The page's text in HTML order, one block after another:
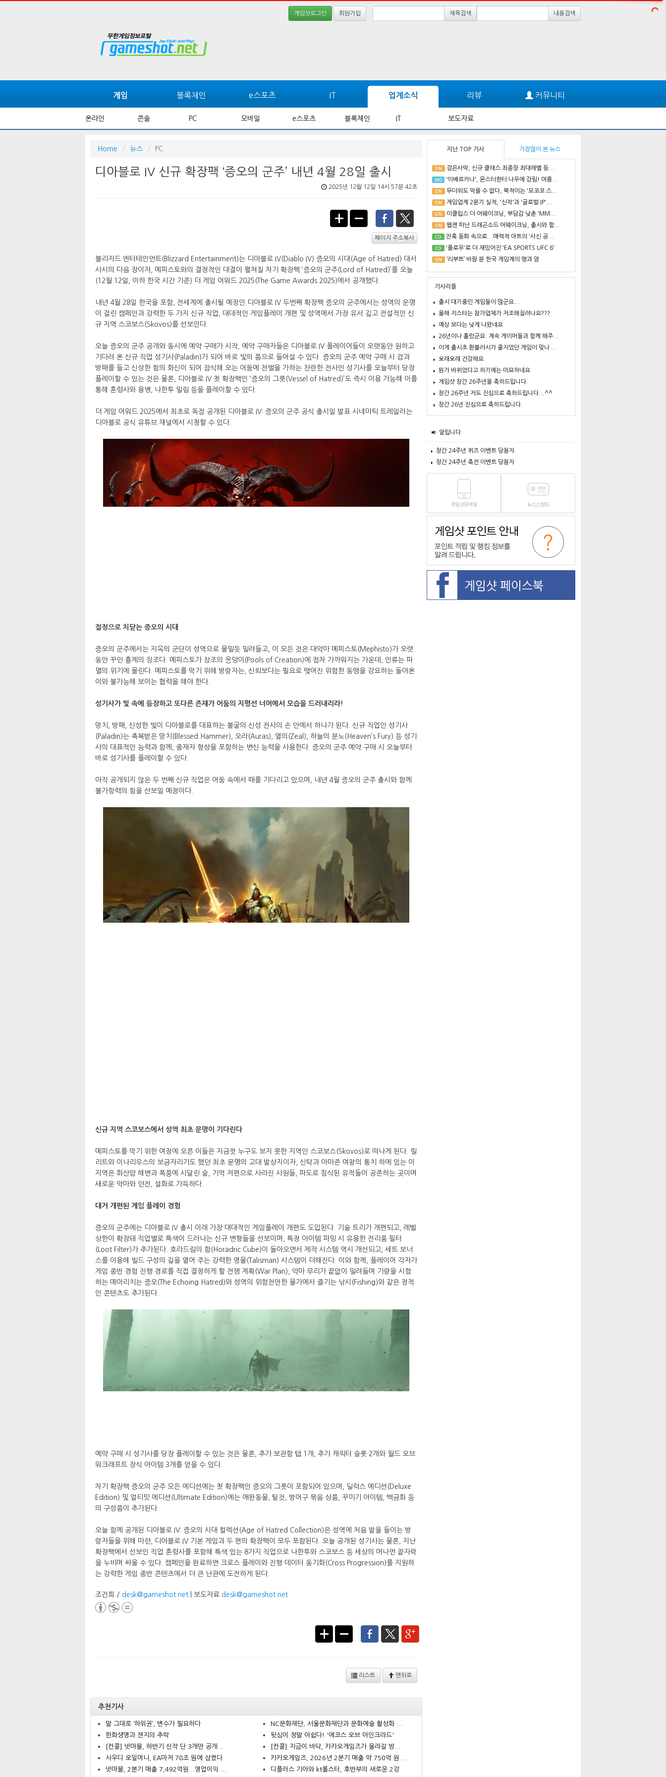
게임샷로그인 회원가입 제목검색 내용검색
게임 블록체인 e스포츠 IT 업계소식 리뷰 커뮤니티
온라인 콘솔 PC 모바일 e스포츠 블록체인 IT 보도자료
Home 뉴스 PC
디아블로 IV 신규 확장팩 ‘증오의 군주’ 내년 4월 28일 출시
2025년 12월 12일 14시 57분 42초
페이지 주소복사
블리자드 엔터테인먼트(Blizzard Entertainment)는 디아블로 IV(Diablo IV) 증오의 시대(Age of Hatred) 대서
사시의 다음 장이자, 메피스토와의 결정적인 대결이 펼쳐질 차기 확장팩 ‘증오의 군주(Lord of Hatred)’를 오늘
(12월 12일, 이하 한국 시간 기준) 더 게임 어워드 2025(The Game Awards 2025)에서 공개했다.
내년 4월 28일 한국을 포함, 전세계에 출시될 예정인 디아블로 IV 두번째 확장팩 증오의 군주에서는 성역의 운명
이 걸린 캠페인과 강력한 두 가지 신규 직업, 대대적인 게임플레이 개편 및 성역에서 가장 유서 깊고 전설적인 신
규 지역 스코보스(Skovos)를 선보인다.
오늘 증오의 군주 공개와 동시에 예약 구매가 시작, 예약 구매자들은 디아블로 IV 플레이어들이 오랫동안 원하고
기다려 온 신규 직업 성기사(Paladin)가 되어 바로 빛의 품으로 들어설 수 있다. 증오의 군주 예약 구매 시 검과
방패를 들고 신성한 힘의 화신이 되어 잠식해 오는 어둠에 천벌을 가하는 찬란한 전사인 성기사를 오늘부터 당장
플레이할 수 있는 것은 물론, 디아블로 IV 첫 확장팩인 ‘증오의 그릇(Vessel of Hatred)’도 즉시 이용 가능해 이를
통해 혼령사와 용병, 나한투 밀림 등을 플레이할 수 있다.
더 게임 어워드 2025에서 최초로 독점 공개된 디아블로 IV: 증오의 군주 공식 출시일 발표 시네마틱 트레일러는
디아블로 공식 유튜브 채널에서 시청할 수 있다.
절정으로 치닫는 증오의 시대
증오의 군주에서는 지옥의 군단이 성역으로 물밀듯 밀려들고, 이 모든 것은 대악마 메피스토(Mephisto)가 오랫
동안 꾸민 흉계의 징조다. 메피스토가 창조의 웅덩이(Pools of Creation)에 점차 가까워지는 가운데, 인류는 파
멸의 위기에 몰린다. 메피스토를 막기 위해 방랑자는, 신뢰보다는 필요로 맺어진 위험한 동맹을 강요하는 돌아온
이와 불가능해 보이는 협력을 해야 한다.
성기사가 빛 속에 등장하고 또다른 존재가 어둠의 지평선 너머에서 모습을 드러내리라!
망치, 방패, 신성한 빛이 디아블로를 대표하는 불굴의 신성 전사의 손 안에서 하나가 된다. 신규 직업인 성기사
(Paladin)는 축복받은 망치(Blessed Hammer), 오라(Auras), 열의(Zeal), 하늘의 분노(Heaven’s Fury) 등 성기
사의 대표적인 능력과 함께, 중재자 형상을 포함하는 변신 능력을 사용한다. 증오의 군주 예약 구매 시 오늘부터
바로 성기사를 플레이할 수 있다.
아직 공개되지 않은 두 번째 신규 직업은 어둠 속에서 때를 기다리고 있으며, 내년 4월 증오의 군주 출시와 함께
불가항력의 힘을 선보일 예정이다.
신규 지역 스코보스에서 성역 최초 문명이 기다린다
메피스토를 막기 위한 여정에 오른 이들은 지금껏 누구도 보지 못한 지역인 스코보스(Skovos)로 떠나게 된다. 릴
리트와 이나리우스의 보금자리기도 했던 최초 문명의 고대 발상지이자, 신탁과 아마존 여왕의 통치 하에 있는 이
지역은 화산암 해변과 폭풍에 시달린 숲, 기억 저편으로 사라진 사원들, 파도로 침식된 유적들이 공존하는 곳이며
새로운 악마와 던전, 설화로 가득하다.
대거 개편된 게임 플레이 경험
증오의 군주에는 디아블로 IV 출시 이래 가장 대대적인 게임플레이 개편도 도입된다. 기술 트리가 개편되고, 레벨
상한이 확장돼 직업별로 특색이 드러나는 신규 변형들을 선보이며, 특정 아이템 파밍 시 유용한 전리품 필터
(Loot Filter)가 추가된다. 호라드림의 함(Horadric Cube)이 돌아오면서 제작 시스템 역시 개선되고, 세트 보너
스를 이용해 빌드 구성의 길을 열어 주는 강력한 영물(Talisman) 시스템이 더해진다. 이와 함께, 플레이어 각자가
게임 종반 경험 진행 경로를 직접 결정하게 할 전쟁 계획(War Plan), 악마 무리가 끝없이 밀려들며 기량을 시험
하는 메아리치는 증오(The Echoing Hatred)와 성역의 위험천만한 물가에서 즐기는 낚시(Fishing)와 같은 정적
인 콘텐츠도 추가된다.
예약 구매 시 성기사를 당장 플레이할 수 있는 것은 물론, 추가 보관함 탭 1개, 추가 캐릭터 슬롯 2개와 월드 오브
워크래프트 장식 아이템 3개를 얻을 수 있다.
차기 확장팩 증오의 군주 모든 에디션에는 첫 확장팩인 증오의 그릇이 포함되어 있으며, 딜럭스 에디션(Deluxe
Edition) 및 얼티밋 에디션(Ultimate Edition)에는 애완동물, 탈것, 방어구 묶음 상품, 꾸미기 아이템, 백금화 등
의 구성품이 추가된다.
오늘 함께 공개된 디아블로 IV: 증오의 시대 컬렉션(Age of Hatred Collection)은 성역에 처음 발을 들이는 방
랑자들을 위해 마련, 디아블로 IV 기본 게임과 두 편의 확장팩이 모두 포함된다. 오늘 공개된 성기사는 물론, 지난
확장팩에서 선보인 직업 혼령사를 포함해 특색 있는 8가지 직업으로 나한투와 스코보스 등 세상의 머나먼 끝자락
을 누비며 싸울 수 있다. 캠페인을 완료하면 크로스 플레이와 진행 데이터 동기화(Cross Progression)를 지원하
는 강력한 게임 종반 콘텐츠에서 더 큰 난관에 도전하게 된다.​
조건희 / desk@gameshot.net | 보도자료 desk@gameshot.net
리스트 맨위로
추천기사
말 그대로 ‘하위권’, 변수가 필요하다
한화생명과 젠지의 추락
[컨콜] 넷마블, 하반기 신작 단 3개만 공개...
사우디 오일머니, EA마저 78조 원에 삼켰다
넷마블, 2분기 매출 7,492억원...영업이익 ...
NC문화재단, 서울문화재단과 문화예술 활성화 ...
뒷심이 정말 아쉽다! '에코스 오브 아인크라드'
[컨콜] 지금이 바닥, 카카오게임즈가 올라갈 방...
카카오게임즈, 2026년 2분기 매출 약 750억 원 ...
디플러스 기아와 kt롤스터, 후반부의 새로운 2강
지난 TOP 기사 가장많이 본 뉴스
ON 검은사막, 신규 클래스·최종장·최대레벨 등...
MO '이베르카나', 몬스터헌터 나우에 강림! 여름...
ON 무더위도 막을 수 없다, 북적이는 '모코코 스...
ON 게임업계 2분기 실적, '신작'과 '글로벌 IP'...
ON 이클립스:더 어웨이크닝, 부담감 낮춘 'MM...
ON 웹젠 떠난 드래곤소드:어웨이크닝, 출시와 함...
CO 잔혹 동화 속으로...매력적 아트의 '사신 공...
CO '플로우'로 더 재밌어진 'EA SPORTS UFC 6'
ON ‘리부트’ 바람 분 한국 게임계의 명과 암
기사리플
출시 대기중인 게임들이 많군요...
올해 지스타는 참가업체가 저조해질려나요???
예상 보다는 낮게 나왔네요
26년이나 흘렀군요. 계속 게이머들과 함께 해주...
이게 출시초 환불러시가 줄지었던 게임이 맞나 ...
오래오래 건강해요
뭔가 바뀌었다고 하기에는 미묘하네요
게임샷 창간 26주년을 축하드립니다.
창간 26주년 저도 진심으로 축하드립니다...^^
창간 26년 진심으로 축하드립니다.
알립니다
창간 24주년 퀴즈 이벤트 당첨자
창간 24주년 축전 이벤트 당첨자
게임샷모바일 뉴스스탠드